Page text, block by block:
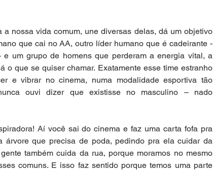
a nossa vida comum, une diversas delas, dá um objetivo
que cai no AA, outro líder humano que é cadeirante -
e um grupo de homens que perderam a energia vital, a
o que se quiser chamar. Exatamente esse time estranho
e vibrar no cinema, numa modalidade esportiva tão
ouvi dizer que existisse no masculino – nado
Aí você sai do cinema e faz uma carta fofa pra
árvore que precisa de poda, pedindo pra ela cuidar da
também cuida da rua, porque moramos no mesmo
comuns. E isso faz sentido porque temos uma parte